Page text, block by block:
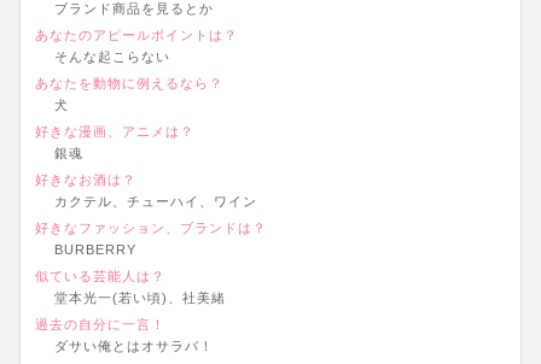
ブランド商品を見るとか
あなたのアピールポイントは？
そんな起こらない
あなたを動物に例えるなら？
犬
好きな漫画、アニメは？
銀魂
好きなお酒は？
カクテル、チューハイ、ワイン
好きなファッション、ブランドは？
BURBERRY
似ている芸能人は？
堂本光一(若い頃)、社美緒
過去の自分に一言！
ダサい俺とはオサラバ！